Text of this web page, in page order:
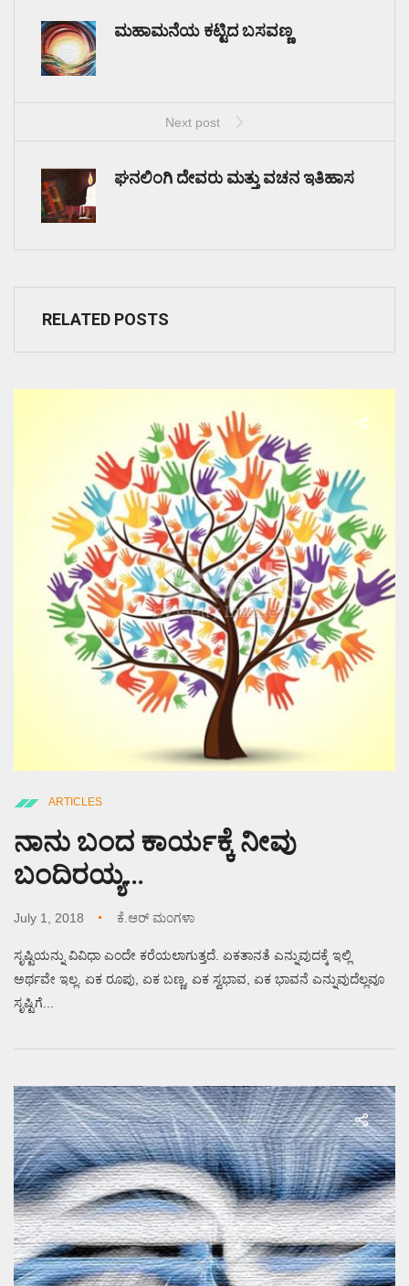
ಮಹಾಮನೆಯ ಕಟ್ಟಿದ ಬಸವಣ್ಣ
Next post
ಘನಲಿಂಗಿ ದೇವರು ಮತ್ತು ವಚನ ಇತಿಹಾಸ
RELATED POSTS
ARTICLES
ನಾನು ಬಂದ ಕಾರ್ಯಕ್ಕೆ ನೀವು
ಬಂದಿರಯ್ಯ…
July 1, 2018 ಕೆ.ಆರ್ ಮಂಗಳಾ
ಸೃಷ್ಟಿಯನ್ನು ವಿವಿಧಾ ಎಂದೇ ಕರೆಯಲಾಗುತ್ತದೆ. ಏಕತಾನತೆ ಎನ್ನುವುದಕ್ಕೆ ಇಲ್ಲಿ
ಅರ್ಥವೇ ಇಲ್ಲ. ಏಕ ರೂಪು, ಏಕ ಬಣ್ಣ, ಏಕ ಸ್ವಭಾವ, ಏಕ ಭಾವನೆ ಎನ್ನುವುದೆಲ್ಲವೂ
ಸೃಷ್ಟಿಗೆ...